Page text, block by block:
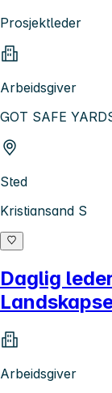
Prosjektleder
Arbeidsgiver
GOT SAFE
Sted
Kristiansand S
Daglig
Arbeidsgiver